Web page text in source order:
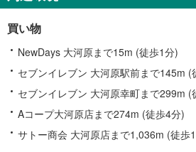
町
関
す
る
情
報
買い物
NewDays 大河原まで15m (徒歩1分)
セブンイレブン 大河原駅前まで145m (
セブンイレブン 大河原幸町まで299m (
Aコープ大河原店まで274m (徒歩4分)
サトー商会 大河原店まで1,036m (徒歩